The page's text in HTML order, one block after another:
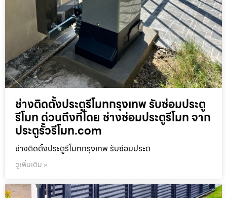
ช่างติดตั้งประตูรีโมทกรุงเทพ รับซ่อมประตู
รีโมท ด่วนถึงที่โดย ช่างซ่อมประตูรีโมท จาก
ประตูรั้วรีโมท.com
ช่างติดตั้งประตูรีโมทกรุงเทพ รับซ่อมประต
ดูเพิ่มเติม »